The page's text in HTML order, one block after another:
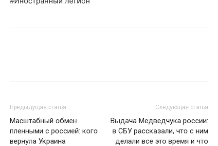
Предыдущая статья
Масштабный обмен
пленными с россией: кого
вернула Украина
Следующая статья
Выдача Медведчука россии:
в СБУ рассказали, что с ним
делали все это время и что